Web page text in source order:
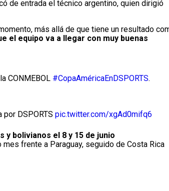
de entrada el técnico argentino, quien dirigió
más allá de que tiene un resultado
el equipo va a llegar con muy buenas
CONMEBOL #CopaAméricaEnDSPORTS.
DSPORTS pic.twitter.com/xgAd0mifq6
bolivianos el 8 y 15 de junio
frente a Paraguay, seguido de Costa Rica